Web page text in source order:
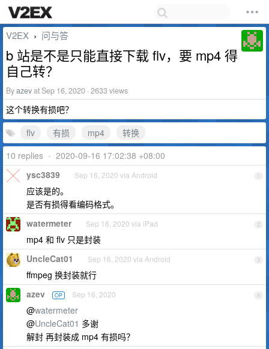
V2EX › 问与答
b 站是不是只能直接下载 flv，要 mp4 得
自己转？
Byazevat Sep 16, 2020 · 2633 views
这个转换有损吧？
flv
有损 mp4
转换
10 replies • 2020-09-16 17:02:38 +08:00
1
ysc3839 Sep 16, 2020 via Android
应该是的。
是否有损得看编码格式。
2
watermeter Sep 16, 2020 via iPad
mp4 和 flv 只是封装
3
UncleCat01 Sep 16, 2020 via Android
ffmpeg 换封装就行
4
azev OP Sep 16, 2020
@watermeter
@UncleCat01 多谢
解封 再封装成 mp4 有损吗？